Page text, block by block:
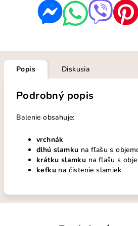
Popis Diskusia
Podrobný popis
Balenie obsahuje:
vrchnák
dlhú slamku na fľašu s
krátku slamku na fľašu s
kefku na čistenie slamiek